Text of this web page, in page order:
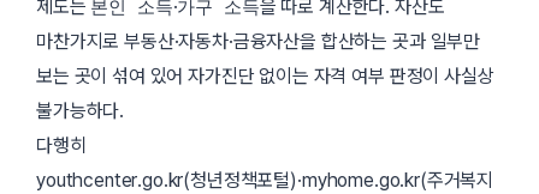
제도는 본인 소득·가구 소득을 따로 계산한다. 자산도
마찬가지로 부동산·자동차·금융자산을 합산하는 곳과 일부만
보는 곳이 섞여 있어 자가진단 없이는 자격 여부 판정이 사실상
불가능하다.
다행히
youthcenter.go.kr(청년정책포털)·myhome.go.kr(주거복지